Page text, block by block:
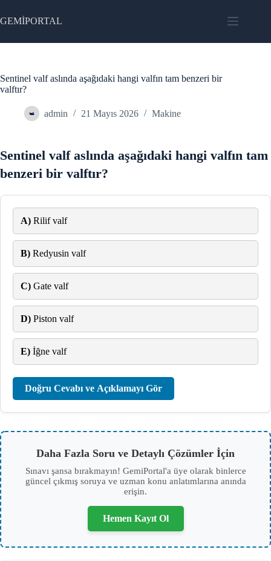
to
content
GEMİPORTAL
Sentinel valf aslında aşağıdaki hangi valfın tam benzeri bir
valftır?
admin 21 Mayıs 2026 Makine
Sentinel valf aslında aşağıdaki hangi valfın tam
benzeri bir valftır?
A) Rilif valf
B) Redyusin valf
C) Gate valf
D) Piston valf
E) İğne valf
Doğru Cevabı ve Açıklamayı Gör
Daha Fazla Soru ve Detaylı Çözümler İçin
Sınavı şansa bırakmayın! GemiPortal'a üye olarak binlerce
güncel çıkmış soruya ve uzman konu anlatımlarına anında
erişin.
Hemen Kayıt Ol